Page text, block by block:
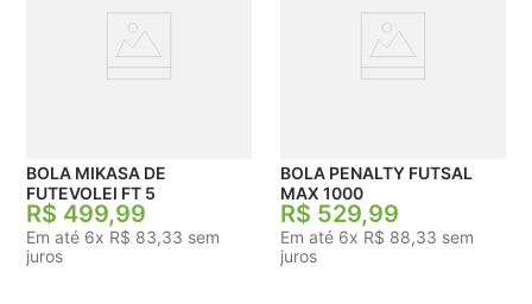
BOLA MIKASA DE
FUTEVOLEI FT 5
R$ 499,99
Em até 6x R$ 83,33 sem
juros
BOLA PENALTY FUTSAL
MAX 1000
R$ 529,99
Em até 6x R$ 88,33 sem
juros